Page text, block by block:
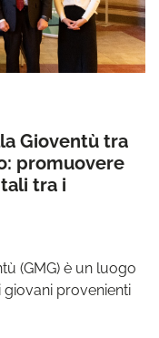
Gioventù tra
promuovere
tra i
(GMG) è un luogo
provenienti